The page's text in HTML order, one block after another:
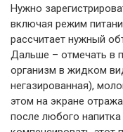
Нужно
включая режим
рассчитает нужный
Дальше – отмечать в
организм в жидком
негазированная),
этом на экране
после любого